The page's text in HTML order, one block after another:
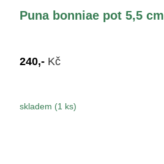
Puna bonniae pot 5,5 cm
240,- Kč
skladem (1 ks)